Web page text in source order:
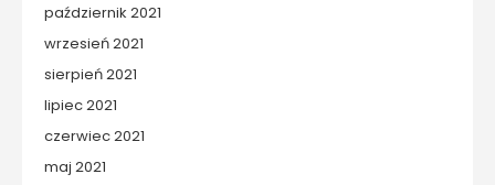
październik 2021
wrzesień 2021
sierpień 2021
lipiec 2021
czerwiec 2021
maj 2021